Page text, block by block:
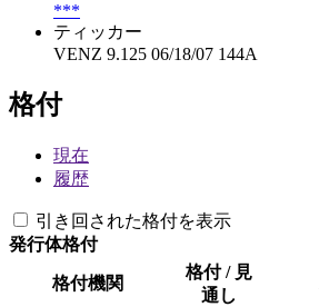
***
ティッカー
VENZ 9.125 06/18/07 144A
格付
現在
履歴
引き回された格付を表示
発行体格付
格付機関
格付 / 見
通し